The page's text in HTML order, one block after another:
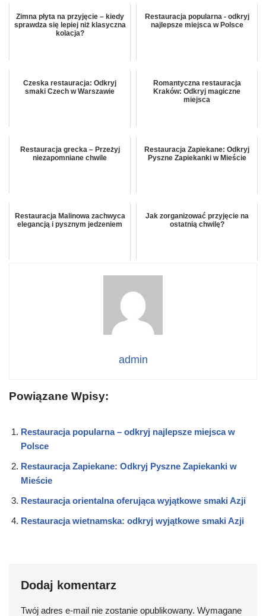
Zimna płyta na przyjęcie – kiedy
sprawdza się lepiej niż klasyczna
kolacja?
Restauracja popularna - odkryj
najlepsze miejsca w Polsce
Czeska restauracja: Odkryj
smaki Czech w Warszawie
Romantyczna restauracja
Kraków: Odkryj magiczne
miejsca
Restauracja grecka – Przeżyj
niezapomniane chwile
Restauracja Zapiekane: Odkryj
Pyszne Zapiekanki w Mieście
Restauracja Malinowa zachwyca
elegancją i pysznym jedzeniem
Jak zorganizować przyjęcie na
ostatnią chwilę?
admin
Powiązane Wpisy:
Restauracja popularna – odkryj najlepsze miejsca w
Polsce
Restauracja Zapiekane: Odkryj Pyszne Zapiekanki w
Mieście
Restauracja orientalna oferująca wyjątkowe smaki Azji
Restauracja wietnamska: odkryj wyjątkowe smaki Azji
Dodaj komentarz
Twój adres e-mail nie zostanie opublikowany. Wymagane